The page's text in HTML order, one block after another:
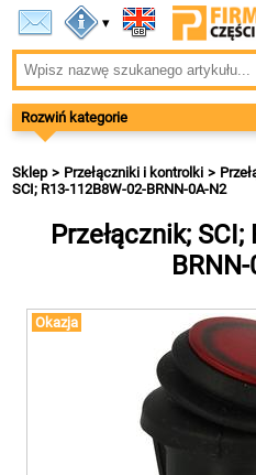
▾
Rozwiń kategorie
Sklep Przełączniki i kontrolki
SCI; R13-112B8W-02-BRNN-0A-N2
Przełącznik;
Okazja